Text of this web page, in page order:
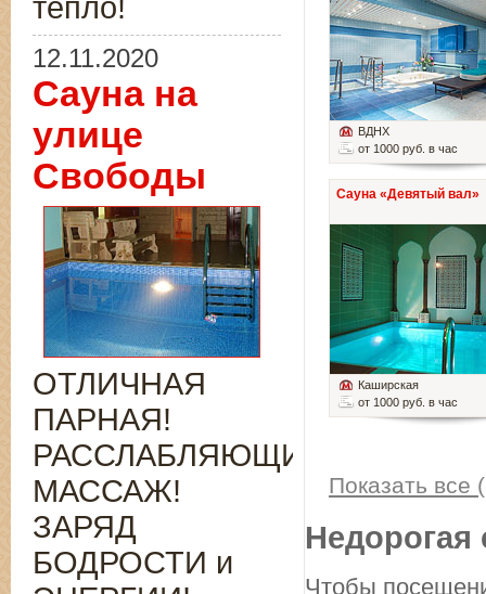
ВДНХ
от 1000 руб. в час
Сауна «Девятый вал»
Каширская
от 1000 руб. в час
Показать все
Недорогая
Чтобы
тепло!
12.11.2020
Сауна на
улице
Свободы
ОТЛИЧНАЯ
ПАРНАЯ!
РАССЛАБЛЯЮЩИЙ
МАССАЖ!
ЗАРЯД
БОДРОСТИ и